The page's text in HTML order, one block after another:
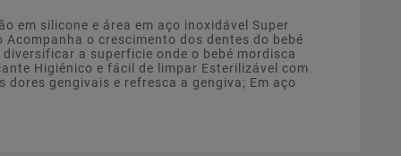
em silicone e área em aço inoxidável Super
o crescimento dos dentes do bebé
a superficie onde o bebé mordisca
Higiénico e fácil de limpar Esterilizável com
gengivais e refresca a gengiva; Em aço